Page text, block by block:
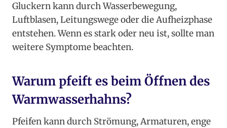
Gluckern kann durch Wasserbewegung,
Luftblasen, Leitungswege oder die Aufheizphase
entstehen. Wenn es stark oder neu ist, sollte man
weitere Symptome beachten.
Warum pfeift es beim Öffnen des
Warmwasserhahns?
Pfeifen kann durch Strömung, Armaturen, enge